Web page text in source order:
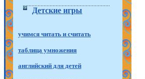
Детские игры
учимся читать и считать
таблица умножения
английский для детей